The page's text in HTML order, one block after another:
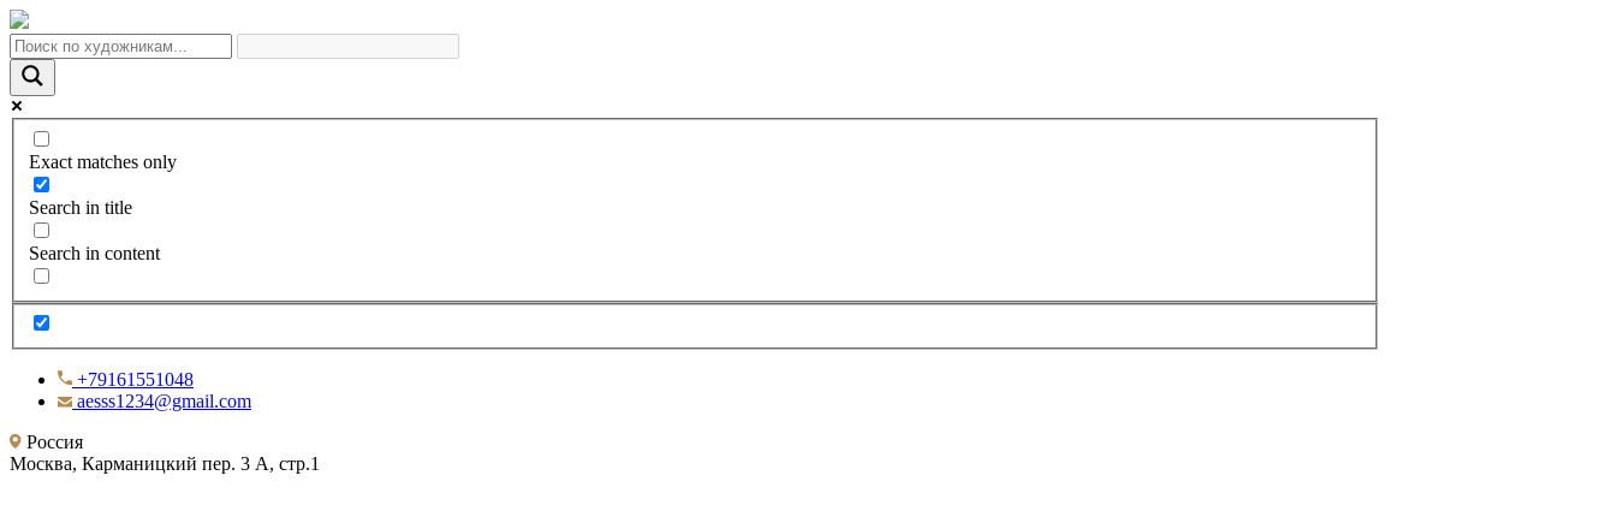
Exact matches only
Search in title
Search in content
+79161551048
aesss1234@gmail.com
Россия
Москва, Карманицкий пер. 3 А, стр.1